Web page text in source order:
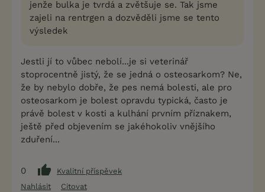
jenže bulka je tvrdá a zvětšuje se. Tak jsme
zajeli na rentrgen a dozvěděli jsme se tento
výsledek
Jestli jí to vůbec nebolí...je si veterinář
stoprocentně jistý, že se jedná o osteosarkom? Ne,
že by nebylo dobře, že pes nemá bolesti, ale pro
osteosarkom je bolest opravdu typická, často je
právě bolest v kosti a kulhání prvním příznakem,
ještě před objevením se jakéhokoliv vnějšího
zduření...
0
Kvalitní příspěvek
Nahlásit
Citovat